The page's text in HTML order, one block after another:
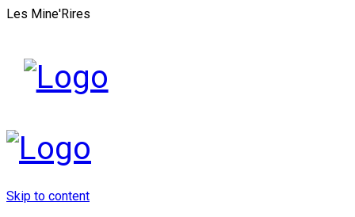
Les Mine'Rires
Skip to content